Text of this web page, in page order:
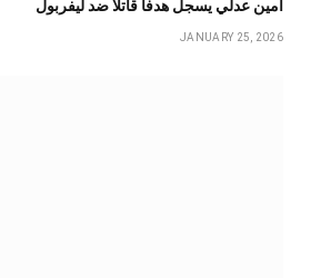
أمين عدلي يسجل هدفا قاتلا ضد ليفربول
JANUARY 25, 2026